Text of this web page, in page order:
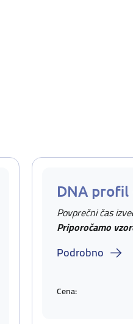
DNA profil
Povprečni čas
Priporočamo
Podrobno
Cena: